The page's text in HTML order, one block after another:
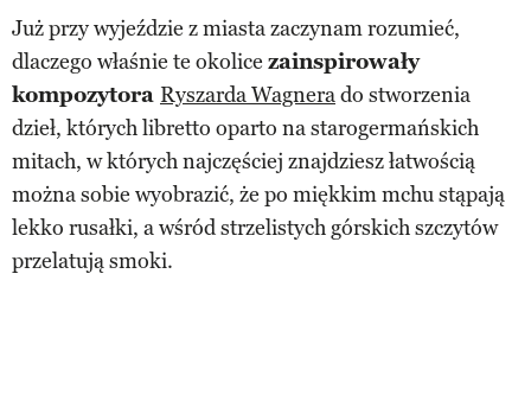
Już przy wyjeździe z miasta zaczynam rozumieć,
dlaczego właśnie te okolice zainspirowały
kompozytora Ryszarda Wagnerado stworzenia
dzieł, których libretto oparto na starogermańskich
mitach, w których najczęściej znajdziesz łatwością
można sobie wyobrazić, że po miękkim mchu stąpają
lekko rusałki, a wśród strzelistych górskich szczytów
przelatują smoki.